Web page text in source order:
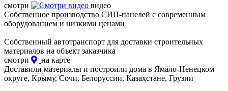
смотри
видео
Собственное производство СИП-панелей с современным
оборудованием и низкими ценами
Собственный автотранспорт для доставки строительных
материалов на объект заказчика
смотри
на карте
Доставили материалы и построили дома в Ямало-Ненецком
округе, Крыму, Сочи, Белоруссии, Казахстане, Грузии